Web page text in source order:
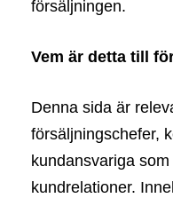
försäljningen.
Vem är detta till
Denna sida är
försäljningschefer,
kundansvariga
kundrelationer.